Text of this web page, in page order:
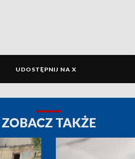
UDOSTĘPNIJ NA X
ZOBACZ TAKŻE